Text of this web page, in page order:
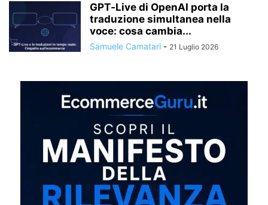
GPT‑Live di OpenAI porta la
traduzione simultanea nella
voce: cosa cambia...
Samuele Camatari - 21 Luglio 2026